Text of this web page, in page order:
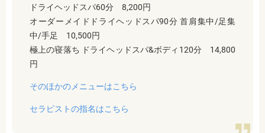
ドライヘッドスパ60分 8,200円
オーダーメイドドライヘッドスパ90分 首肩集中/足集
中/手足 10,500円
極上の寝落ち ドライヘッドスパ&ボディ120分 14,800
円
そのほかのメニューはこちら
セラピストの指名はこちら